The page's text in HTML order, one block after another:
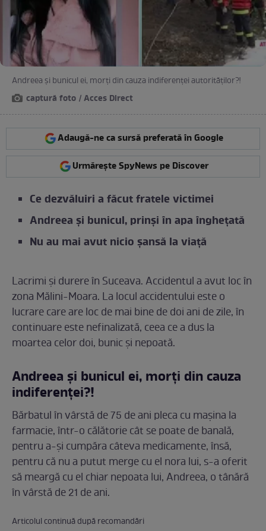
Andreea și bunicul ei, morți din cauza indiferenței autorităților?!
captură foto / Acces Direct
Adaugă-ne ca sursă preferată în Google
Urmărește SpyNews pe Discover
Ce dezvăluiri a făcut fratele victimei
Andreea și bunicul, prinși în apa înghețată
Nu au mai avut nicio șansă la viață
Lacrimi și durere în Suceava. Accidentul a avut loc în
zona Mălini-Moara. La locul accidentului este o
lucrare care are loc de mai bine de doi ani de zile, în
continuare este nefinalizată, ceea ce a dus la
moartea celor doi, bunic și nepoată.
Andreea și bunicul ei, morți din cauza
indiferenței?!
Bărbatul în vârstă de 75 de ani pleca cu mașina la
farmacie, într-o călătorie cât se poate de banală,
pentru a-și cumpăra câteva medicamente, însă,
pentru că nu a putut merge cu el nora lui, s-a oferit
să meargă cu el chiar nepoata lui, Andreea, o tânără
în vârstă de 21 de ani.
Articolul continuă după recomandări